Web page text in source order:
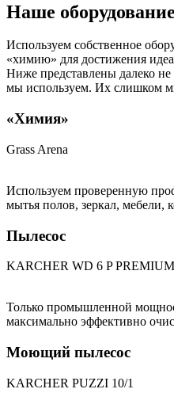
Наше оборудование
Используем собственное
«химию» для достижения
Ниже представлены далеко не
мы используем. Их слишком
«Химия»
Grass Arena
Используем проверенную
мытья полов, зеркал, мебели,
Пылесос
KARCHER WD 6 P PREMIUM
Только промышленной
максимально эффективно
Моющий пылесос
KARCHER PUZZI 10/1